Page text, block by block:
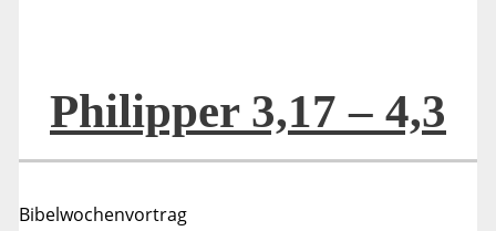
Philipper 3,17 – 4,3
Bibelwochenvortrag